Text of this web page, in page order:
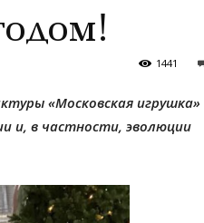
1441
«Московская игрушка»
и, в частности, эволюции